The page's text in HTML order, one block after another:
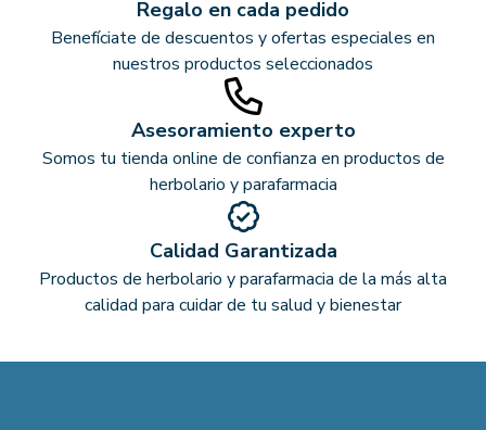
Regalo en cada pedido
Benefíciate de descuentos y ofertas especiales en
nuestros productos seleccionados
Asesoramiento experto
Somos tu tienda online de confianza en productos de
herbolario y parafarmacia
Calidad Garantizada
Productos de herbolario y parafarmacia de la más alta
calidad para cuidar de tu salud y bienestar